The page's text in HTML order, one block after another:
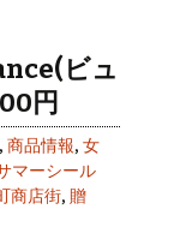
ビュ
円
, 商品情報, 女
マーシール
商店街, 贈